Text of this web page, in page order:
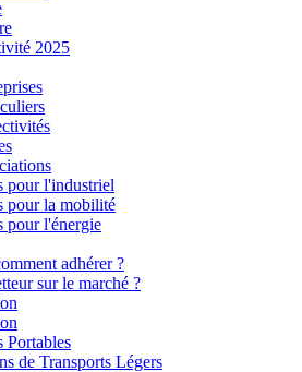
2025
pour l'industriel
pour la mobilité
pour l'énergie
adhérer ?
sur le marché ?
Portables
de Transports Légers